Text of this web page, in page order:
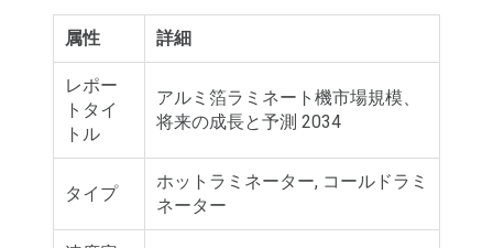
属性 詳細
レポー
トタイ
トル
アルミ箔ラミネート機市場規模、
将来の成長と予測 2034
タイプ
ホットラミネーター, コールドラミ
ネーター